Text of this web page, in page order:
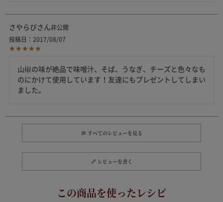
さやらび
非公開
投稿日
2017/08/07
山椒の味が絶品で味噌汁、そば、うなぎ、チーズと色々なも
のにかけて使用しています！友達にもプレゼントしてしまい
すべてのレビューを見る
レビューを書く